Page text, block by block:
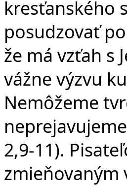
kresťanského
posudzovať
že má vzťah s
vážne výzvu
Nemôžeme
2,9-11).
zmieňovaným